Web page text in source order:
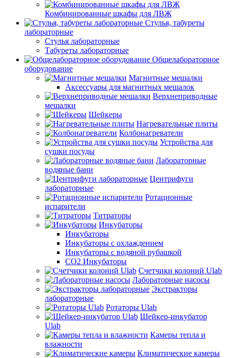
Комбинированные шкафы для ЛВЖ
Стулья, табуреты
лабораторные
Стулья лабораторные
Табуреты лабораторные
Общелабораторное
оборудование
Магнитные мешалки
Аксессуары для магнитных мешалок
Верхнеприводные
мешалки
Шейкеры
Нагревательные плиты
Колбонагреватели
Устройства для
сушки посуды
Лабораторные
водяные бани
Центрифуги
лабораторные
Ротационные
испарители
Титраторы
Инкубаторы
Инкубаторы
Инкубаторы с охлаждением
Инкубаторы с водяной рубашкой
CO2 Инкубаторы
Счетчики колоний Ulab
Лабораторные насосы
Экстракторы
лабораторные
Ротаторы Ulab
Шейкер-инкубатор
Ulab
Камеры тепла и
влажности
Климатические камеры